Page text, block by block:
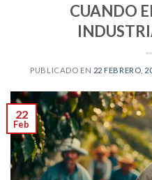
CUANDO
PUBLICADO EN 22 FEBRERO,
22
Feb